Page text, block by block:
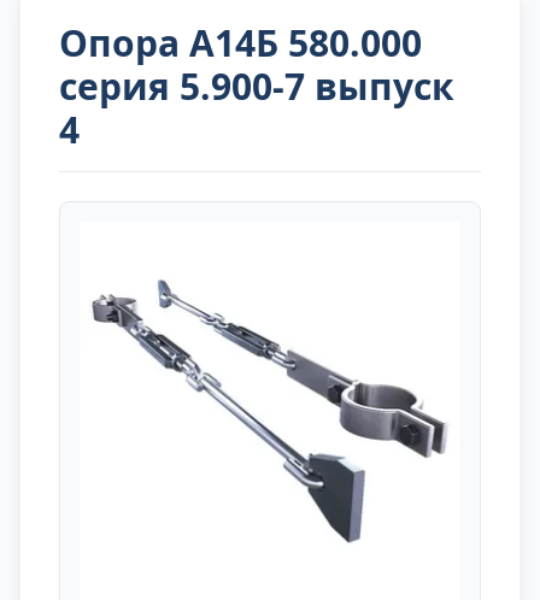
Опора А14Б 580.000
серия 5.900-7 выпуск
4